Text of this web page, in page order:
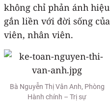
không chỉ phản ánh hiệu
gắn liền với đời sống
viên, nhân viên.
Bà Nguyễn Thị Vân Anh, Phòng
Hành chính – Trị sự